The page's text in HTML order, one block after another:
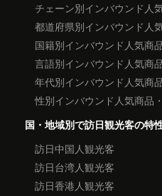
チェーン別インバウンド人
都道府県別インバウンド人
国籍別インバウンド人気商
言語別インバウンド人気商
年代別インバウンド人気商
性別インバウンド人気商品
国・地域別で訪日観光客の特
訪日中国人観光客
訪日台湾人観光客
訪日香港人観光客